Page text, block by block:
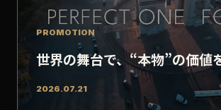
PROMOTION
世界の舞台で、“本物”の価値
2026.07.21